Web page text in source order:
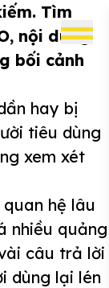
Tìm
nội dung
bối cảnh
hay bị
tiêu dùng
xem xét
hệ lâu
nhiều quảng
câu trả lời
dùng lại lén